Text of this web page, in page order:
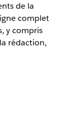
de la
complet
y compris
rédaction,